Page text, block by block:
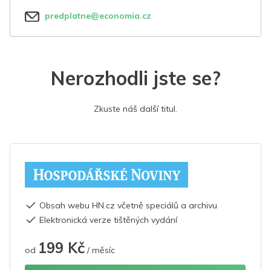
predplatne@economia.cz
Nerozhodli jste se?
Zkuste náš další titul.
Obsah webu HN.cz včetně speciálů a archivu
Elektronická verze tištěných vydání
od 199 Kč / měsíc